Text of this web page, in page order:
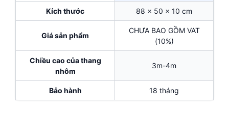
Kích thước 88 × 50 × 10 cm
Giá sản phẩm
CHƯA BAO GỒM VAT
(10%)
Chiều cao của thang
nhôm
3m-4m
Bảo hành 18 tháng